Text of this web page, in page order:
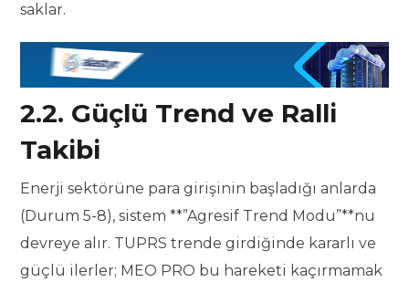
saklar.
2.2. Güçlü Trend ve Ralli
Takibi
Enerji sektörüne para girişinin başladığı anlarda
(Durum 5-8), sistem **”Agresif Trend Modu”**nu
devreye alır. TUPRS trende girdiğinde kararlı ve
güçlü ilerler; MEO PRO bu hareketi kaçırmamak